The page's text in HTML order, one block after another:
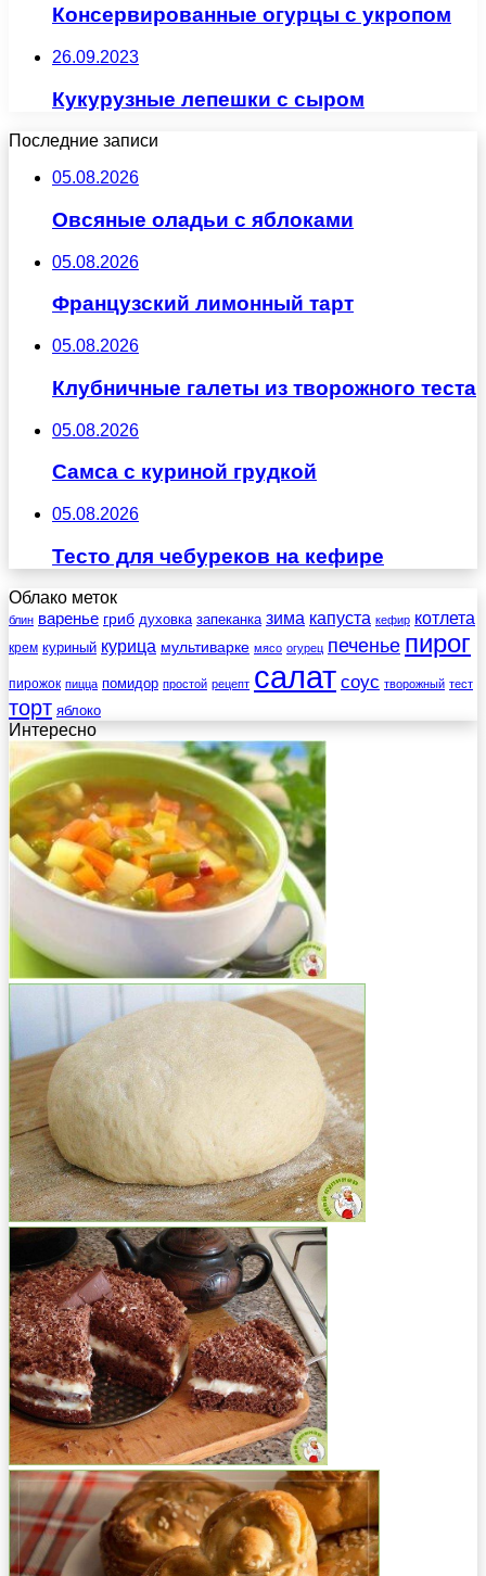
Консервированные огурцы с укропом
26.09.2023
Кукурузные лепешки с сыром
Последние записи
05.08.2026
Овсяные оладьи с яблоками
05.08.2026
Французский лимонный тарт
05.08.2026
Клубничные галеты из творожного теста
05.08.2026
Самса с куриной грудкой
05.08.2026
Тесто для чебуреков на кефире
Облако меток
блин варенье гриб духовка запеканка зима капуста кефир котлета
крем куриный курица мультиварке мясо огурец печенье пирог
пирожок пицца помидор простой рецепт салат соус творожный тест
торт яблоко
Интересно